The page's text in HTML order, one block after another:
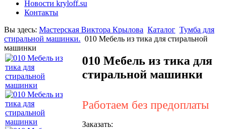
Новости kryloff.su
Контакты
Вы здесь: Мастерская Виктора Крылова Каталог Тумба для
стиральной машинки. 010 Мебель из тика для стиральной
машинки
010 Мебель из тика для
стиральной машинки
Работаем без предоплаты
Заказать: